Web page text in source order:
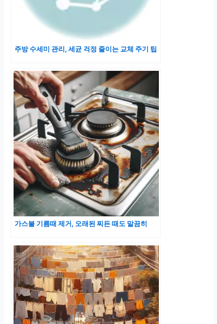
주방 수세미 관리, 세균 걱정 줄이는 교체 주기 팁
가스불 기름때 제거, 오래된 찌든 때도 말끔히